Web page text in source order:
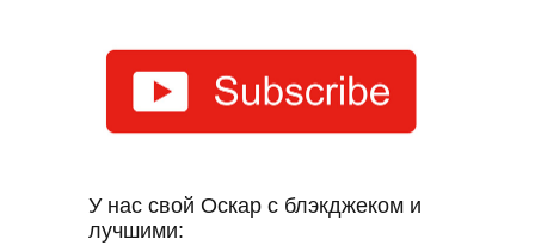
У нас свой Оскар с блэкджеком и
лучшими: